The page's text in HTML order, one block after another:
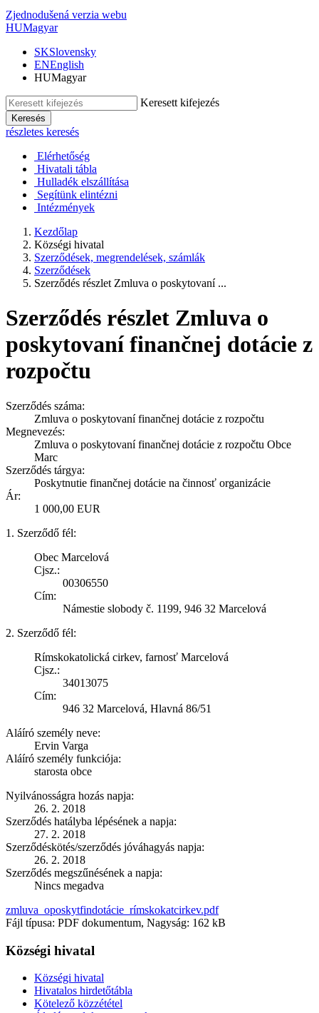
Zjednodušená verzia webu
HUMagyar
SKSlovensky
ENEnglish
HUMagyar
Keresett kifejezés
Keresés
részletes keresés
Elérhetőség
Hivatali tábla
Hulladék elszállítása
Segítünk elintézni
Intézmények
Kezdőlap
Községi hivatal
Szerződések, megrendelések, számlák
Szerződések
Szerződés részlet Zmluva o poskytovaní ...
Szerződés részlet Zmluva o
poskytovaní finančnej dotácie z
rozpočtu
Szerződés száma:
Zmluva o poskytovaní finančnej dotácie z rozpočtu
Megnevezés:
Zmluva o poskytovaní finančnej dotácie z rozpočtu Obce
Marc
Szerződés tárgya:
Poskytnutie finančnej dotácie na činnosť organizácie
Ár:
1 000,00 EUR
1. Szerződő fél:
Obec Marcelová
Cjsz.:
00306550
Cím:
Námestie slobody č. 1199, 946 32 Marcelová
2. Szerződő fél:
Rímskokatolická cirkev, farnosť Marcelová
Cjsz.:
34013075
Cím:
946 32 Marcelová, Hlavná 86/51
Aláíró személy neve:
Ervin Varga
Aláíró személy funkciója:
starosta obce
Nyilvánosságra hozás napja:
26. 2. 2018
Szerződés hatályba lépésének a napja:
27. 2. 2018
Szerződéskötés/szerződés jóváhagyás napja:
26. 2. 2018
Szerződés megszűnésének a napja:
Nincs megadva
zmluva_oposkytfindotácie_rímskokatcirkev.pdf
Fájl típusa: PDF dokumentum, Nagyság: 162 kB
Községi hivatal
Községi hivatal
Hivatalos hirdetőtábla
Kötelező közzététel